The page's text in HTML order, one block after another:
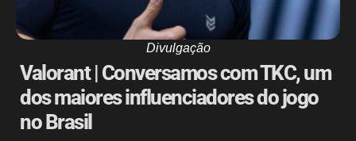
Divulgação
Valorant | Conversamos com TKC, um
dos maiores influenciadores do jogo
no Brasil